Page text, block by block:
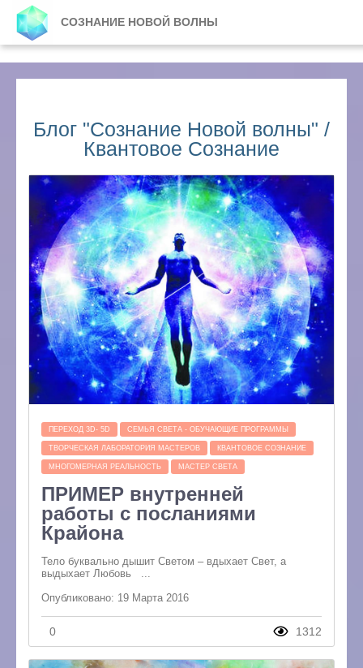
СОЗНАНИЕ НОВОЙ ВОЛНЫ
Блог "Сознание Новой волны" /
Квантовое Сознание
ПЕРЕХОД 3D- 5D СЕМЬЯ СВЕТА - ОБУЧАЮЩИЕ ПРОГРАММЫ
ТВОРЧЕСКАЯ ЛАБОРАТОРИЯ МАСТЕРОВ КВАНТОВОЕ СОЗНАНИЕ
МНОГОМЕРНАЯ РЕАЛЬНОСТЬ МАСТЕР СВЕТА
ПРИМЕР внутренней
работы с посланиями
Крайона
Тело буквально дышит Светом – вдыхает Свет, а
выдыхает Любовь ...
Опубликовано: 19 Марта 2016
0 1312